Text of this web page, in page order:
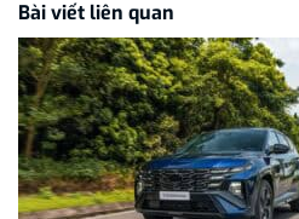
Bài viết liên quan